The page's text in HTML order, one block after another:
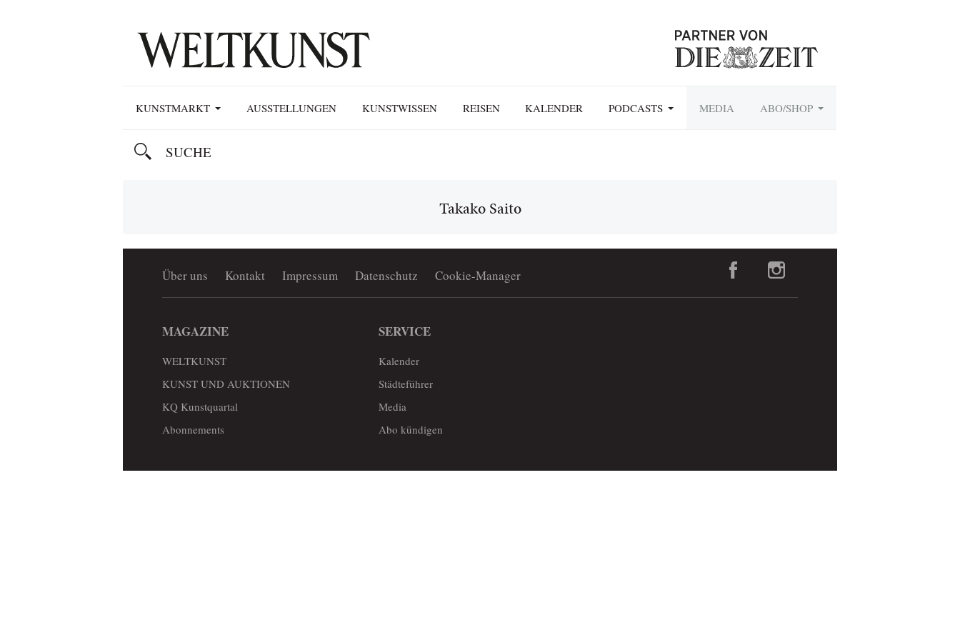
KUNSTMARKT AUSSTELLUNGEN KUNSTWISSEN REISEN KALENDER PODCASTS MEDIA ABO/SHOP
Takako Saito
Über uns Kontakt Impressum Datenschutz Cookie-Manager
MAGAZINE
WELTKUNST
KUNST UND AUKTIONEN
KQ Kunstquartal
Abonnements
SERVICE
Kalender
Städteführer
Media
Abo kündigen